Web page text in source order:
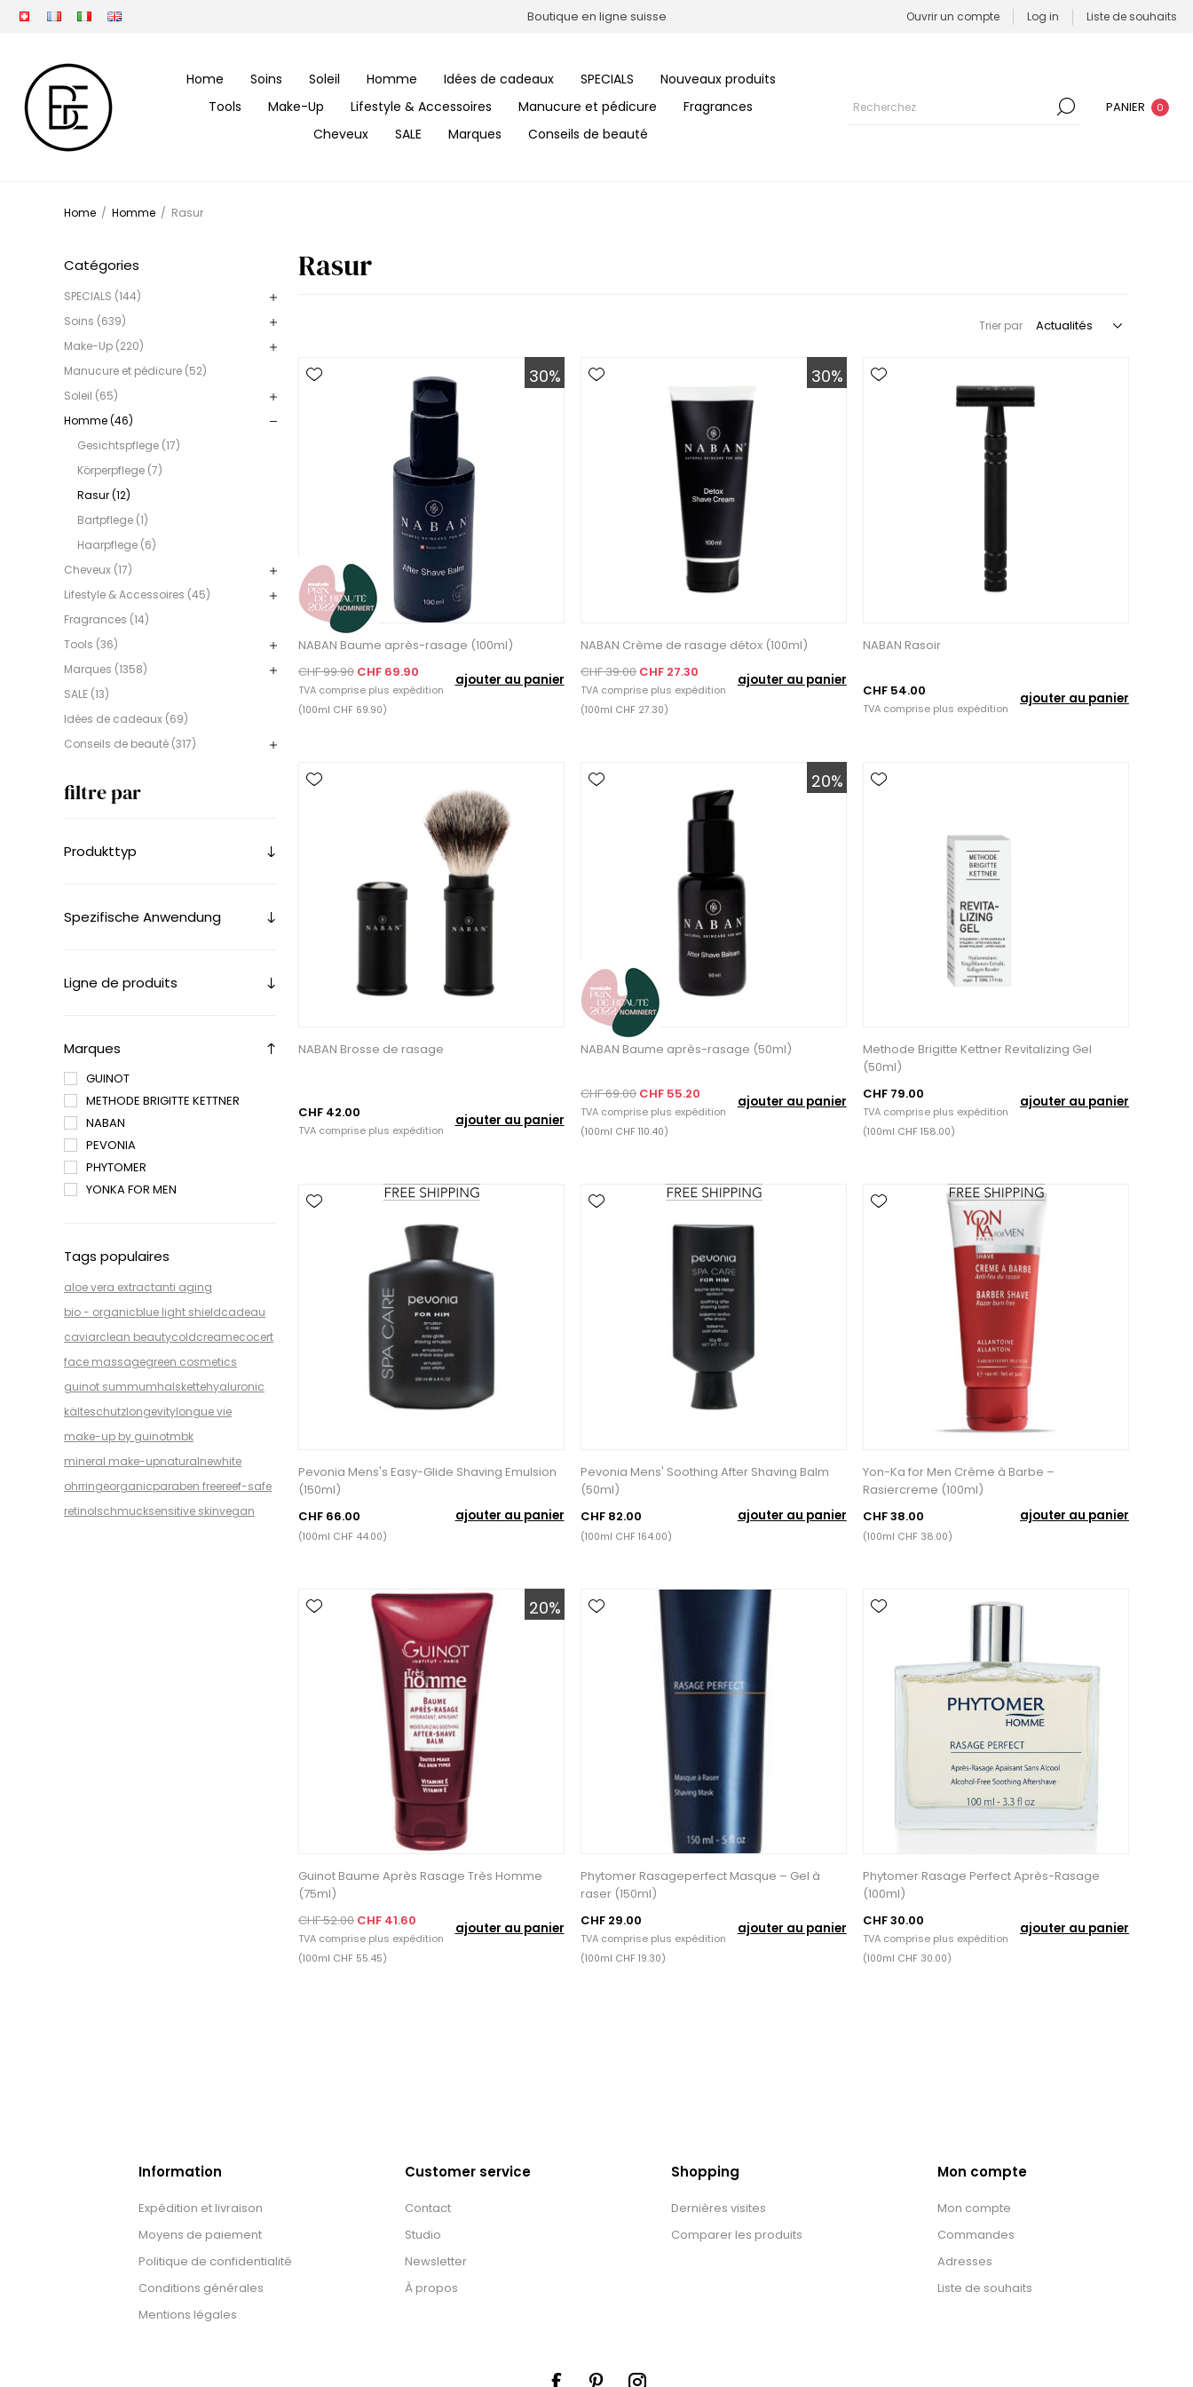
Boutique en ligne suisse Ouvrir un compte Log in Liste de souhaits
Home Soins Soleil Homme Idées de cadeaux SPECIALS
Nouveaux produits
Tools
Make-Up Lifestyle & Accessoires Manucure et pédicure
Fragrances
Cheveux
SALE Marques Conseils de beauté
PANIER 0
Home / Homme / Rasur
Catégories
SPECIALS (144)
Soins (639)
Make-Up (220)
Manucure et pédicure (52)
Soleil (65)
Homme (46)
Gesichtspflege (17)
Körperpflege (7)
Rasur (12)
Bartpflege (1)
Haarpflege (6)
Cheveux (17)
Lifestyle & Accessoires (45)
Fragrances (14)
Tools (36)
Marques (1358)
SALE (13)
Idées de cadeaux (69)
Conseils de beauté (317)
filtre par
Produkttyp
Spezifische Anwendung
Ligne de produits
Marques
GUINOT
METHODE BRIGITTE KETTNER
NABAN
PEVONIA
PHYTOMER
YONKA FOR MEN
Tags populaires
aloe vera extractanti aging
bio - organicblue light shieldcadeau
caviarclean beautycoldcreamecocert
face massagegreen cosmetics
guinot summumhalskettehyaluronic
kälteschutzlongevitylongue vie
make-up by guinotmbk
mineral make-upnaturalnewhite
ohrringeorganicparaben freereef-safe
retinolschmucksensitive skinvegan
Rasur
Trier par
30%
NABAN Baume après-rasage (100ml)
CHF 99.90 CHF 69.90
TVA comprise plus expédition
ajouter au panier
(100ml CHF 69.90)
30%
NABAN Crème de rasage détox (100ml)
CHF 39.00CHF 27.30
TVA comprise plus expédition
ajouter au panier
(100ml CHF 27.30)
NABAN Rasoir
CHF 54.00
TVA comprise plus expédition
ajouter au panier
NABAN Brosse de rasage
CHF 42.00
TVA comprise plus expédition
ajouter au panier
20%
NABAN Baume après-rasage (50ml)
CHF 69.00CHF 55.20
TVA comprise plus expédition
ajouter au panier
(100ml CHF 110.40)
Methode Brigitte Kettner Revitalizing Gel
(50ml)
CHF 79.00
TVA comprise plus expédition
ajouter au panier
(100ml CHF 158.00)
Pevonia Mens's Easy-Glide Shaving Emulsion
(150ml)
CHF 66.00
ajouter au panier
(100ml CHF 44.00)
Pevonia Mens' Soothing After Shaving Balm
(50ml)
CHF 82.00
ajouter au panier
(100ml CHF 164.00)
Yon-Ka for Men Crème à Barbe –
Rasiercreme (100ml)
CHF 38.00
ajouter au panier
(100ml CHF 38.00)
20%
Guinot Baume Après Rasage Très Homme
(75ml)
CHF 52.00 CHF 41.60
TVA comprise plus expédition
ajouter au panier
(100ml CHF 55.45)
Phytomer Rasageperfect Masque – Gel à
raser (150ml)
CHF 29.00
TVA comprise plus expédition
ajouter au panier
(100ml CHF 19.30)
Phytomer Rasage Perfect Après-Rasage
(100ml)
CHF 30.00
TVA comprise plus expédition
ajouter au panier
(100ml CHF 30.00)
Information
Expédition et livraison
Moyens de paiement
Politique de confidentialité
Conditions générales
Mentions légales
Customer service
Contact
Studio
Newsletter
À propos
Shopping
Dernières visites
Comparer les produits
Mon compte
Mon compte
Commandes
Adresses
Liste de souhaits